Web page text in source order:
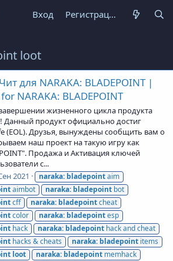
Вход Регистрация
loot
для NARAKA: BLADEPOINT |
NARAKA: BLADEPOINT
жизненного цикла продукта
Данный продукт официально достиг
(EOL). Друзья, вынуждены сообщить вам о
наш проект на такую игру как
Продажа и Активация ключей
с...
2021 naraka: bladepointaim
aimbot naraka: bladepoint bot
cff naraka: bladepointcheat
color naraka: bladepointesp
hack naraka: bladepoint hack and cheat
hacks & cheats naraka: bladepoint items
loot naraka: bladepoint memhack